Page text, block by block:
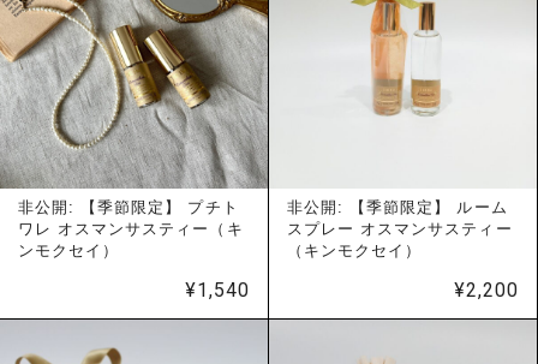
非公開: 【季節限定】 プチト
ワレ オスマンサスティー（キ
ンモクセイ）
¥1,540
非公開: 【季節限定】 ルーム
スプレー オスマンサスティー
（キンモクセイ）
¥2,200